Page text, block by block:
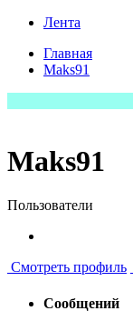
Лента
Главная
Maks91
Maks91
Пользователи
Смотреть профиль
Сообщений